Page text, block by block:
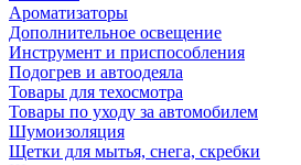
Ароматизаторы
Дополнительное освещение
Инструмент и приспособления
Подогрев и автоодеяла
Товары для техосмотра
Товары по уходу за автомобилем
Шумоизоляция
Щетки для мытья, снега, скребки